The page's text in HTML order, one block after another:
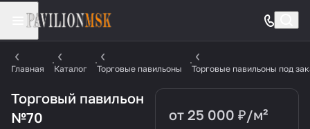
Главная Каталог Торговые павильоны Торговые павильоны под
Торговый павильон
№70
от 25 000 ₽/м²